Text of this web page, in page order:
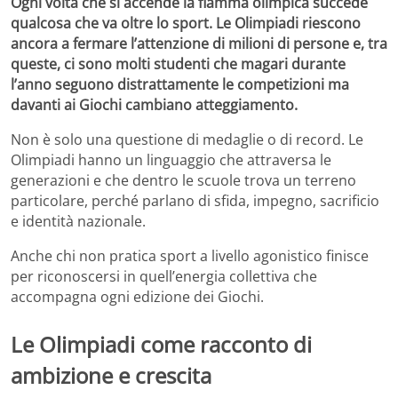
qualcosa che va oltre lo sport. Le Olimpiadi riescono
ancora a fermare l’attenzione di milioni di persone e, tra
queste, ci sono molti studenti che magari durante
l’anno seguono distrattamente le competizioni ma
davanti ai Giochi cambiano atteggiamento.
Non è solo una questione di medaglie o di record. Le
Olimpiadi hanno un linguaggio che attraversa le
generazioni e che dentro le scuole trova un terreno
particolare, perché parlano di sfida, impegno, sacrificio
e identità nazionale.
Anche chi non pratica sport a livello agonistico finisce
per riconoscersi in quell’energia collettiva che
accompagna ogni edizione dei Giochi.
Le Olimpiadi come racconto di
ambizione e crescita